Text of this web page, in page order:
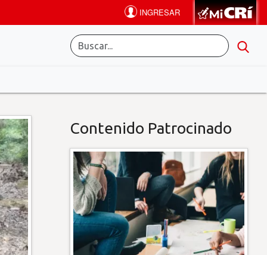
Contenido Patrocinado